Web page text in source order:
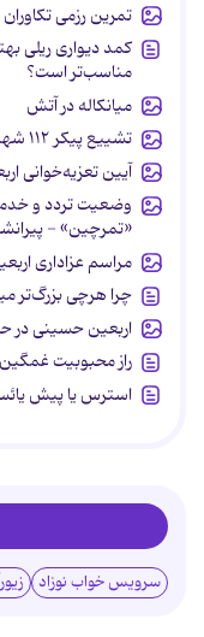
تمرین رزمی
کمد دیواری ریلی
مناسب‌تر است؟
میانکاله در آتش
تشییع پیکر ۱۱۲ شهید در غزه پس از ۳ سال زیر آوار ماندن
آیین تعزیه‌خوانی
وضعیت تردد و
«تمرچین» -
مراسم عزاداری
چرا هرچی بزرگ‌تر
اربعین حسینی در
راز محبوبیت
استرس یا پیش
سرویس خواب نوزاد